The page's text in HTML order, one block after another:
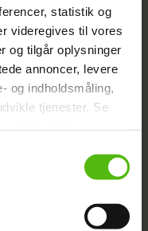
statistik og
videregives til vores
og tilgår oplysninger
annoncer, levere
og indholdsmåling,
tjenester. Se
på "Privacy
efter
finder
Mathias